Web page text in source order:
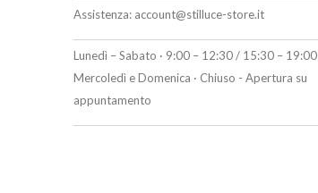
Assistenza: account@stilluce-store.it
Lunedì – Sabato · 9:00 – 12:30 / 15:30 – 19:00
Mercoledì e Domenica · Chiuso - Apertura su
appuntamento